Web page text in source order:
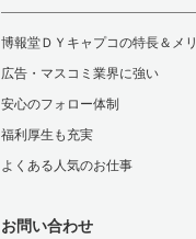
博報堂ＤＹキャプコの特長＆メ
広告・マスコミ業界に強い
安心のフォロー体制
福利厚生も充実
よくある人気のお仕事
お問い合わせ